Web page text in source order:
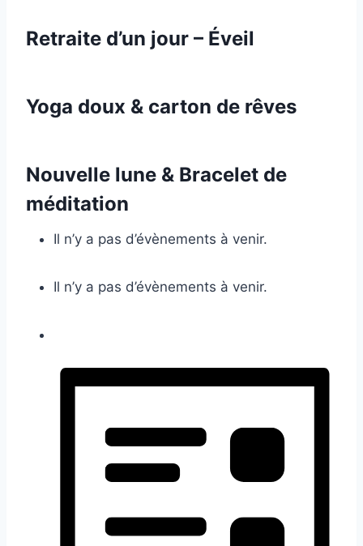
Retraite d’un jour – Éveil
Yoga doux & carton de rêves
Nouvelle lune & Bracelet de
méditation
Il n’y a pas d’évènements à venir.
Il n’y a pas d’évènements à venir.